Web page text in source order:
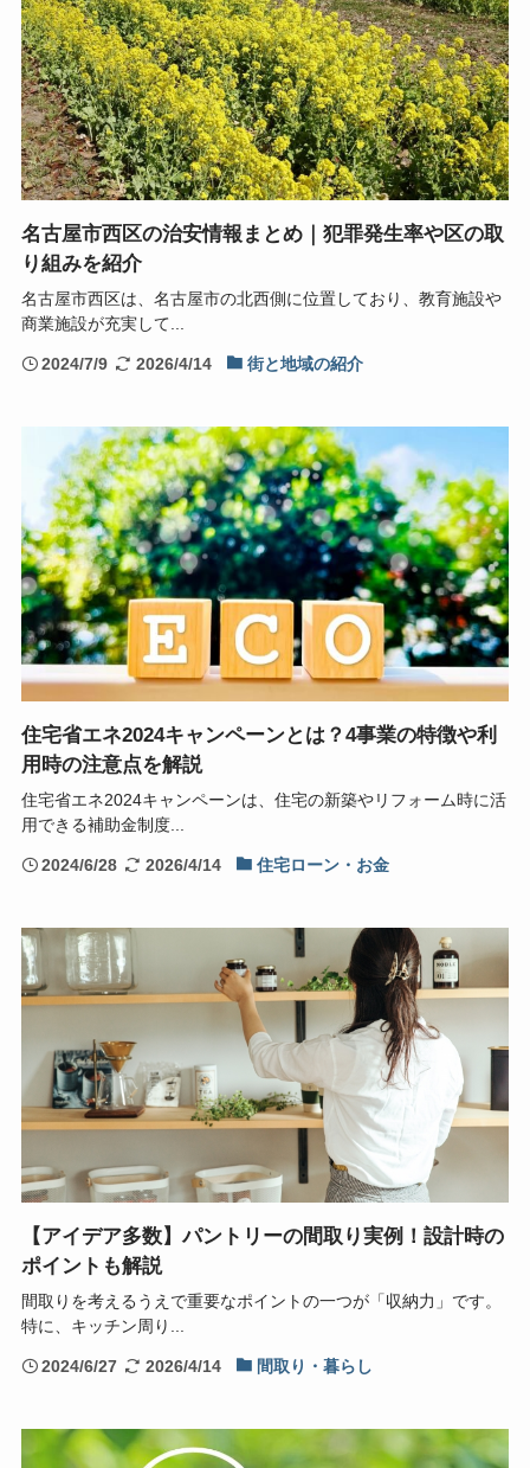
名古屋市西区の治安情報まとめ｜犯罪発生率や区の取
り組みを紹介
名古屋市西区は、名古屋市の北西側に位置しており、教育施設や
商業施設が充実して...
2024/7/9 2026/4/14 街と地域の紹介
住宅省エネ2024キャンペーンとは？4事業の特徴や利
用時の注意点を解説
住宅省エネ2024キャンペーンは、住宅の新築やリフォーム時に活
用できる補助金制度...
2024/6/28 2026/4/14 住宅ローン・お金
【アイデア多数】パントリーの間取り実例！設計時の
ポイントも解説
間取りを考えるうえで重要なポイントの一つが「収納力」です。
特に、キッチン周り...
2024/6/27 2026/4/14 間取り・暮らし